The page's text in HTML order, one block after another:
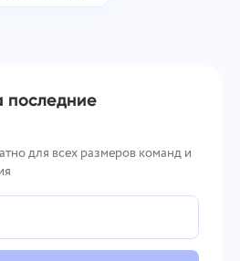
последние
для всех размеров команд и